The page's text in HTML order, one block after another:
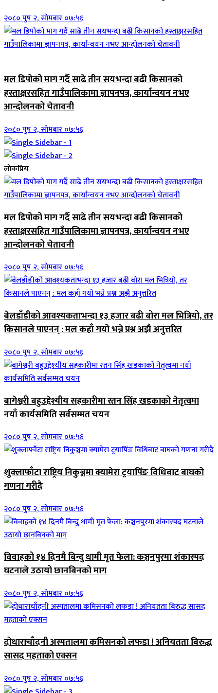
२०८० पुष २, सोमबार ०७:५६
मल डिपोको माग गर्दै साढे तीन सयभन्दा बढी किसानको
हस्ताक्षरसहित गाउँपालिकामा ज्ञापनपत्र, कार्यान्वयन नभए
आन्दोलनको चेतावनी
२०८० पुष २, सोमबार ०७:५६
लोकप्रिय
मल डिपोको माग गर्दै साढे तीन सयभन्दा बढी किसानको
हस्ताक्षरसहित गाउँपालिकामा ज्ञापनपत्र, कार्यान्वयन नभए
आन्दोलनको चेतावनी
२०८० पुष २, सोमबार ०७:५६
बेलडाँडीको आवश्यकताभन्दा १३ हजार बढी बोरा मल भित्रियो, तर
किसानले पाएनन् : मल कहाँ गयो भन्ने प्रश्न अझै अनुत्तरित
२०८० पुष २, सोमबार ०७:५६
बागेश्वरी बहुउद्देश्यीय सहकारीमा रतन सिंह खडकाको नेतृत्वमा
नयाँ कार्यसमिति सर्वसम्मत चयन
२०८० पुष २, सोमबार ०७:५६
शुक्लाफाँटा राष्ट्रिय निकुञ्जमा क्यामेरा ट्रयापिंङ विधिबाट बाघको
गणना गरीदै
२०८० पुष २, सोमबार ०७:५६
विवाहको १४ दिनमै बिन्दु धामी मृत फेला: कञ्चनपुरमा शंकास्पद
घटनाले उठायो छानबिनको माग
२०८० पुष २, सोमबार ०७:५६
दोधाराचाँदनी अस्पतालमा कमिसनको लफडा ! अनियतता बिरुद्ध
सासद महताको एक्सन
२०८० पुष २, सोमबार ०७:५६